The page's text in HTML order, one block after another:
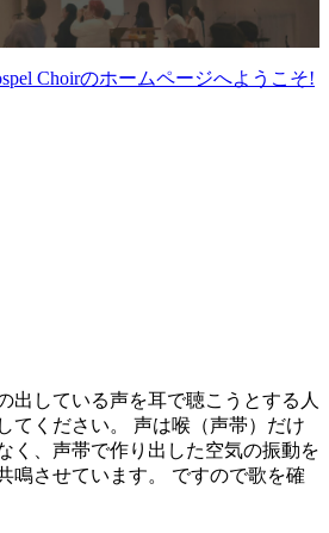
Choirのホームページへようこそ!
出している声を耳で聴こうとする人
てください。 声は喉（声帯）だけ
く、声帯で作り出した空気の振動を
鳴させています。 ですので歌を確